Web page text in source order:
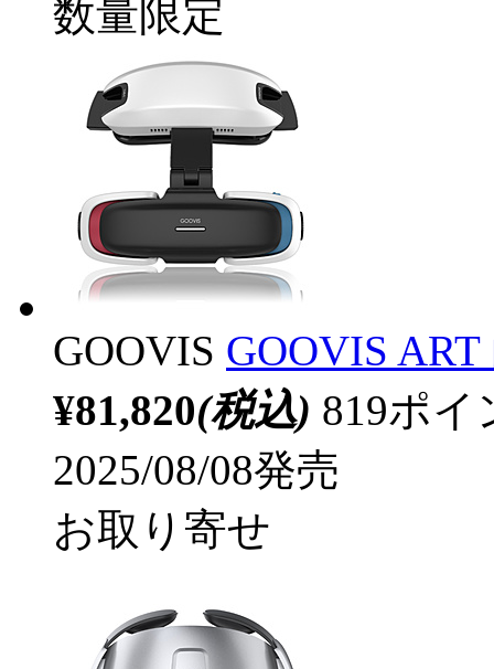
数量限定
GOOVIS GOOVIS
¥81,820(税込) 819ポ
2025/08/08発売
お取り寄せ